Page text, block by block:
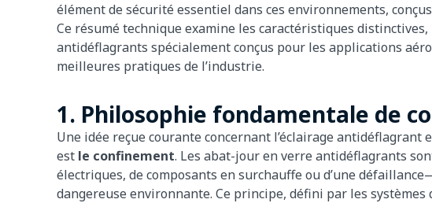
élément de sécurité essentiel dans ces environnements,
Ce résumé technique examine les caractéristiques
antidéflagrants spécialement conçus pour les applications
meilleures pratiques de l’industrie.
1. Philosophie fondamentale de
Une idée reçue courante concernant l’éclairage
est le confinement. Les abat-jour en verre antidéflagrants
électriques, de composants en surchauffe ou d’une
dangereuse environnante. Ce principe, défini par les systèmes